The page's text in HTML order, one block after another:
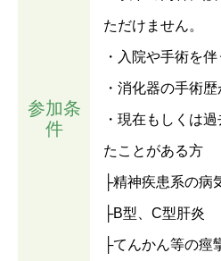
参加条
件
ただけません。
・入院や手術を
・消化器の手術
・現在もしくは
たことがある方
├精神疾患系の病
├B型、C型肝炎
├てんかん等の痙